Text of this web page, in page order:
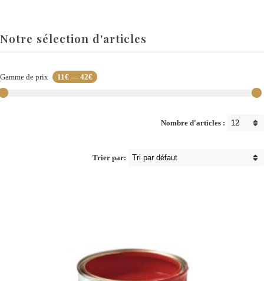
Notre sélection d'articles
Gamme de prix 11€ — 42€
Nombre d'articles :
Trier par: